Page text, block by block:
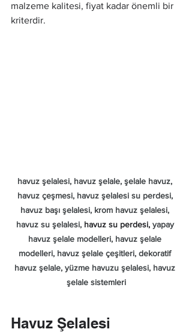
malzeme kalitesi, fiyat kadar önemli bir
kriterdir.
havuz şelalesi, havuz şelale, şelale havuz,
havuz çeşmesi, havuz şelalesi su perdesi,
havuz başı şelalesi, krom havuz şelalesi,
havuz su şelalesi, havuz su perdesi, yapay
havuz şelale modelleri, havuz şelale
modelleri, havuz şelale çeşitleri, dekoratif
havuz şelale, yüzme havuzu şelalesi, havuz
şelale sistemleri
Havuz Şelalesi